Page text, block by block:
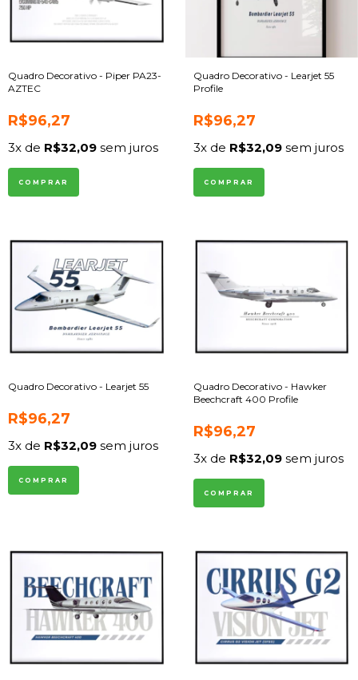
Quadro Decorativo - Piper PA23-
AZTEC
R$96,27
3x de R$32,09 sem juros
COMPRAR
Quadro Decorativo - Learjet 55
Profile
R$96,27
3x de R$32,09sem juros
COMPRAR
Quadro Decorativo - Learjet 55
R$96,27
3x de R$32,09 sem juros
COMPRAR
Quadro Decorativo - Hawker
Beechcraft 400 Profile
R$96,27
3x de R$32,09sem juros
COMPRAR